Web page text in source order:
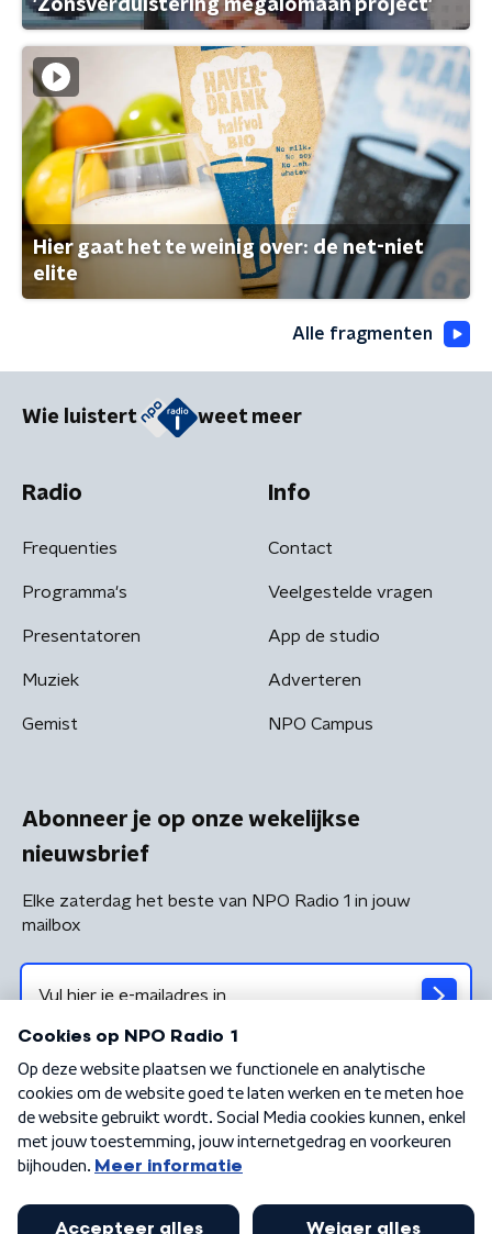
'Zonsverduistering megalomaan project'
Hier gaat het te weinig over: de net-niet
elite
Alle fragmenten
Wie luistert weet meer
Radio
Frequenties
Programma's
Presentatoren
Muziek
Gemist
Info
Contact
Veelgestelde vragen
App de studio
Adverteren
NPO Campus
Abonneer je op onze wekelijkse
nieuwsbrief
Elke zaterdag het beste van NPO Radio 1 in jouw
mailbox
Algemene voorwaarden Privacybeleid